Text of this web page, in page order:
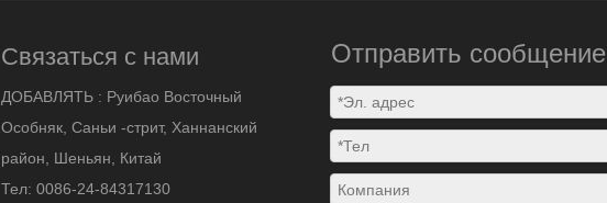
Связаться с нами
ДОБАВЛЯТЬ : Руибао Восточный
Особняк, Саньи -стрит, Ханнанский
район, Шеньян, Китай
Тел: 0086-24-84317130
Отправить сообщение